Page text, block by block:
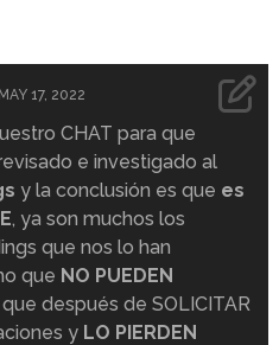
MAY 17, 2022
CHAT para que
e investigado al
y la conclusión es que es
, ya son muchos los
que nos lo han
que NO PUEDEN
después de SOLICITAR
y LO PIERDEN